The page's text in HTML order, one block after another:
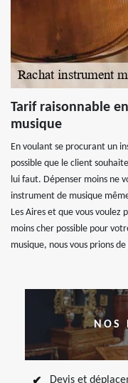
Tarif raisonnable
musique
En voulant se procurant un
possible que le client
lui faut. Dépenser moins ne
instrument de musique
Les Aires et que vous
moins cher possible pour
musique, nous vous prions
NOS
Devis et